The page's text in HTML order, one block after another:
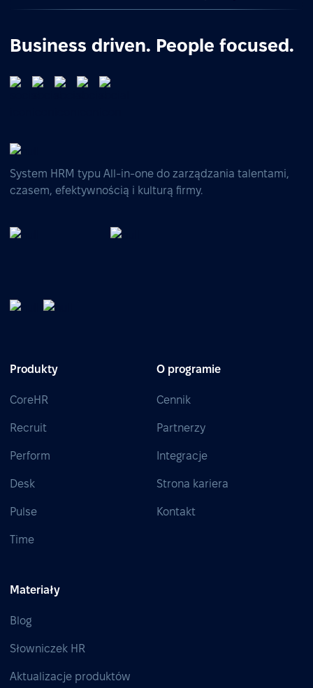
Business driven. People focused.
System HRM typu All-in-one do zarządzania talentami,
czasem, efektywnością i kulturą firmy.
Produkty
CoreHR
Recruit
Perform
Desk
Pulse
Time
O programie
Cennik
Partnerzy
Integracje
Strona kariera
Kontakt
Materiały
Blog
Słowniczek HR
Aktualizacje produktów